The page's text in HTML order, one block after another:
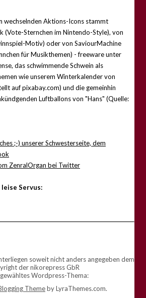
wechselnden Aktions-Icons stammt
(Vote-Sternchen im Nintendo-Style), von
Motiv) oder von SaviourMachine
für Musikthemen) - freeware unter
das schwimmende Schwein als
wie unserem Winterkalender von
auf pixabay.com) und die gemeinhin
Luftballons von "Hans" (Quelle:
;-) unserer Schwesterseite, dem
ZenralOrgan bei Twitter
Servus:
soweit nicht anders angegeben dem
der nikorepress GbR
Wordpress-Thema:
Themeby LyraThemes.com.